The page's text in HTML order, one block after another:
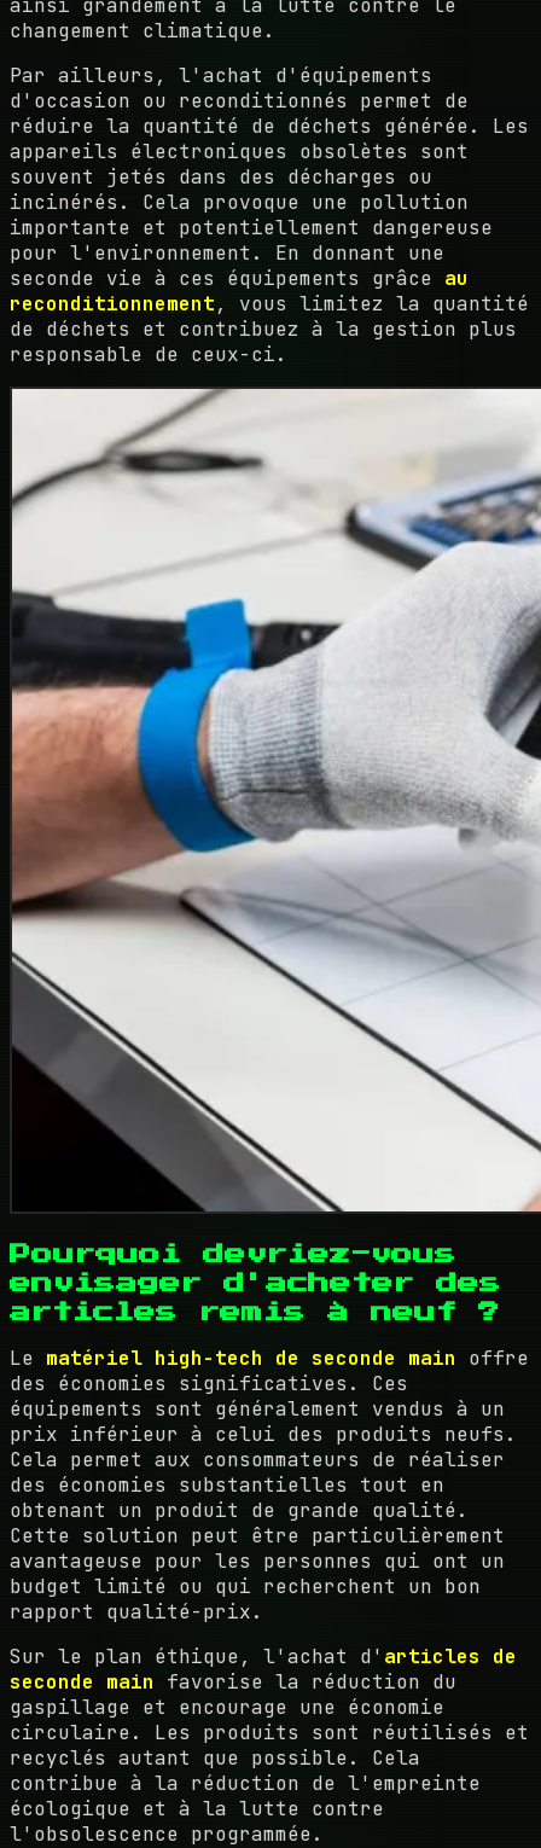
ainsi grandement à la lutte contre le
changement climatique.
Par ailleurs, l'achat d'équipements
d'occasion ou reconditionnés permet de
réduire la quantité de déchets générée. Les
appareils électroniques obsolètes sont
souvent jetés dans des décharges ou
incinérés. Cela provoque une pollution
importante et potentiellement dangereuse
pour l'environnement. En donnant une
seconde vie à ces équipements grâce au
reconditionnement, vous limitez la quantité
de déchets et contribuez à la gestion plus
responsable de ceux-ci.
Pourquoi devriez-vous
envisager d'acheter des
articles remis à neuf ?
Le matériel high-tech de seconde main offre
des économies significatives. Ces
équipements sont généralement vendus à un
prix inférieur à celui des produits neufs.
Cela permet aux consommateurs de réaliser
des économies substantielles tout en
obtenant un produit de grande qualité.
Cette solution peut être particulièrement
avantageuse pour les personnes qui ont un
budget limité ou qui recherchent un bon
rapport qualité-prix.
Sur le plan éthique, l'achat d' articles de
seconde main favorise la réduction du
gaspillage et encourage une économie
circulaire. Les produits sont réutilisés et
recyclés autant que possible. Cela
contribue à la réduction de l'empreinte
écologique et à la lutte contre
l'obsolescence programmée.